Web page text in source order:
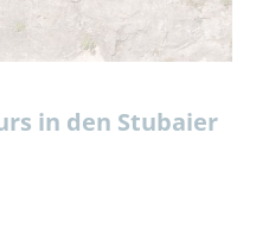
in den Stubaier